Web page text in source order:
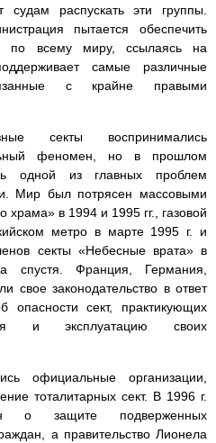
судам распускать эти группы.
пытается обеспечить
по всему миру, ссылаясь на
самые различные
с крайне правыми
секты воспринимались
феномен, но в прошлом
одной из главных проблем
Мир был потрясен массовыми
в 1994 и 1995 гг., газовой
метро в марте 1995 г. и
секты «Небесные врата» в
спустя. Франция, Германия,
свое законодательство в ответ
опасности сект, практикующих
и эксплуатацию своих
официальные организации,
тоталитарных сект. В 1996 г.
о защите подверженных
а правительство Лионела